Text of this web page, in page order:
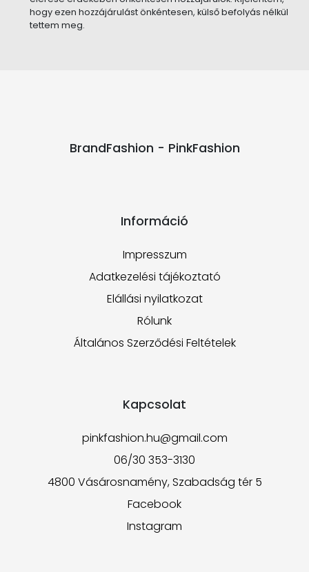
hogy ezen hozzájárulást önkéntesen, külső befolyás nélkül
tettem meg.
BrandFashion - PinkFashion
Információ
Impresszum
Adatkezelési tájékoztató
Elállási nyilatkozat
Rólunk
Általános Szerződési Feltételek
Kapcsolat
pinkfashion.hu@gmail.com
06/30 353-3130
4800 Vásárosnamény, Szabadság tér 5
Facebook
Instagram